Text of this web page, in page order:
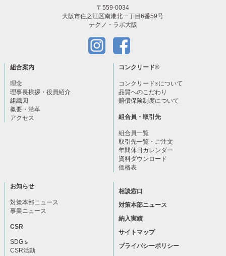
〒559-0034
大阪市住之江区南港北一丁目6番59号
テクノ・ラボ大阪
組合案内
理念
理事長挨拶・役員紹介
組織図
概要・沿革
アクセス
コンクリード©
コンクリード®について
品質へのこだわり
賠償保険制度について
組合員・取引先
組合員一覧
取引先一覧・ご注文
年間休日カレンダー
資料ダウンロード
価格表
お知らせ
対策本部ニュース
事業ニュース
CSR
SDGｓ
CSR活動
相談窓口
対策本部ニュース
納入実績
サイトマップ
プライバシーポリシー